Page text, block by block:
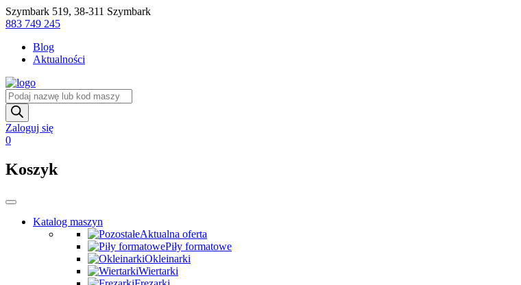
Skip
to
Szymbark 519, 38-311 Szymbark
883 749 245
Blog
Aktualności
Wyszukiwarka
produktów
Zaloguj się
0
Koszyk
Katalog maszyn
Aktualna oferta
Piły formatowe
Okleinarki
Wiertarki